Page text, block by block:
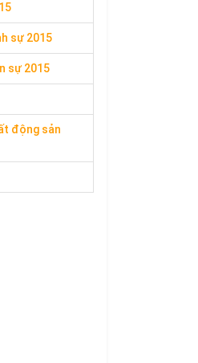
sự 2015
sự 2015
động sản